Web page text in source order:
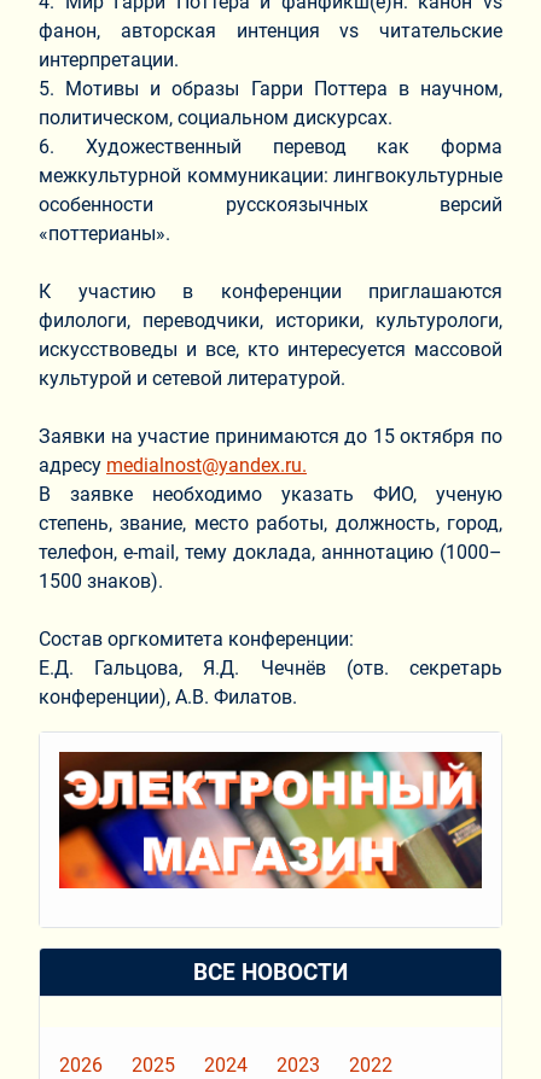
фанон, авторская интенция vs читательские
интерпретации.
5. Мотивы и образы Гарри Поттера в научном,
политическом, социальном дискурсах.
6. Художественный перевод как форма
межкультурной коммуникации: лингвокультурные
особенности русскоязычных версий
«поттерианы».
К участию в конференции приглашаются
филологи, переводчики, историки, культурологи,
искусствоведы и все, кто интересуется массовой
культурой и сетевой литературой.
Заявки на участие принимаются до 15 октября по
адресу medialnost@yandex.ru.
В заявке необходимо указать ФИО, ученую
степень, звание, место работы, должность, город,
телефон, е-mail, тему доклада, анннотацию (1000–
1500 знаков).
Состав оргкомитета конференции:
Е.Д. Гальцова, Я.Д. Чечнёв (отв. секретарь
конференции), А.В. Филатов.
ВСЕ НОВОСТИ
2026 2025 2024 2023
2022